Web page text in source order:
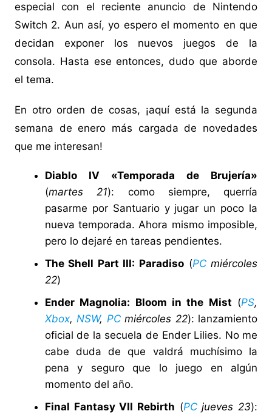
especial con el reciente anuncio de Nintendo
Switch 2. Aun así, yo espero el momento en que
decidan exponer los nuevos juegos de la
consola. Hasta ese entonces, dudo que aborde
el tema.
En otro orden de cosas, ¡aquí está la segunda
semana de enero más cargada de novedades
que me interesan!
Diablo IV «Temporada de Brujería»
(martes 21): como siempre, querría
pasarme por Santuario y jugar un poco la
nueva temporada. Ahora mismo imposible,
pero lo dejaré en tareas pendientes.
The Shell Part III: Paradiso (PCmiércoles
22)
Ender Magnolia: Bloom in the Mist (PS,
Xbox,NSW, PCmiércoles 22): lanzamiento
oficial de la secuela de Ender Lilies. No me
cabe duda de que valdrá muchísimo la
pena y seguro que lo juego en algún
momento del año.
Final Fantasy VII Rebirth (PCjueves 23):